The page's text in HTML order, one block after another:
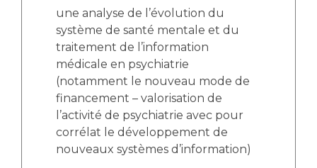
une analyse de l’évolution du
système de santé mentale et du
traitement de l’information
médicale en psychiatrie
(notamment le nouveau mode de
financement – valorisation de
l’activité de psychiatrie avec pour
corrélat le développement de
nouveaux systèmes d’information)